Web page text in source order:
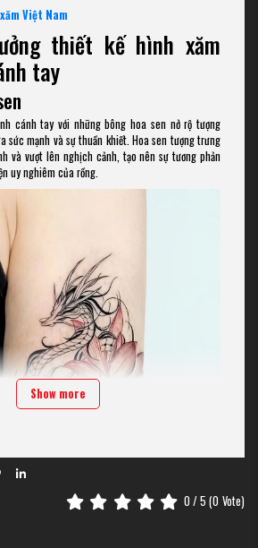
Việt Nam
thiết kế hình xăm
tay
cánh tay với những bông hoa sen nở rộ tượng
sức mạnh và sự thuần khiết. Hoa sen tượng trưng
và vượt lên nghịch cảnh, tạo nên sự tương phản
uy nghiêm của rồng.
Show more
0 / 5 (0 Vote)